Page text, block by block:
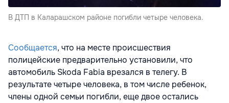
В ДТП в Каларашском районе погибли четыре человека.
Сообщается, что на месте происшествия
полицейские предварительно установили, что
автомобиль Skoda Fabia врезался в телегу. В
результате четыре человека, в том числе ребенок,
члены одной семьи погибли, еще двое остались